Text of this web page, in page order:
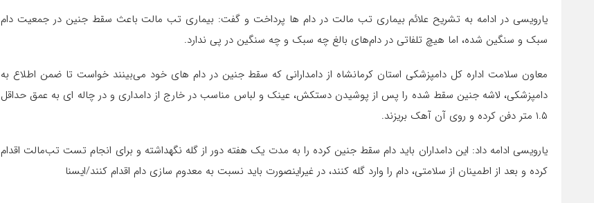
یارویسی در ادامه به تشریح علائم بیماری تب مالت در دام ها پرداخت و گفت: بیماری تب مالت باعث سقط جنین در جمعیت دام
سبک و سنگین شده، اما هیچ تلفاتی در دام‌های بالغ چه سبک و چه سنگین در پی ندارد.
معاون سلامت اداره کل دامپزشکی استان کرمانشاه از دامدارانی که سقط جنین در دام های خود می‌بینند خواست تا ضمن اطلاع به
دامپزشکی، لاشه جنین سقط شده را پس از پوشیدن دستکش، عینک و لباس مناسب در خارج از دامداری و در چاله ای به عمق حداقل
۱.۵ متر دفن کرده و روی آن آهک بریزند.
یارویسی ادامه داد: این دامداران باید دام سقط جنین کرده را به مدت یک هفته دور از گله نگهداشته و برای انجام تست تب‌مالت اقدام
کرده و بعد از اطمینان از سلامتی، دام را وارد گله کنند، در غیراینصورت باید نسبت به معدوم سازی دام اقدام کنند/ایسنا